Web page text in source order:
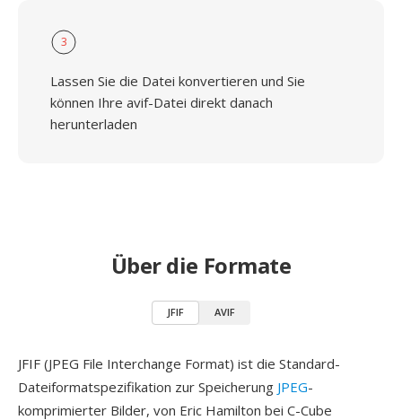
3
Lassen Sie die Datei konvertieren und Sie
können Ihre avif-Datei direkt danach
herunterladen
Über die Formate
JFIF AVIF
JFIF (JPEG File Interchange Format) ist die Standard-
Dateiformatspezifikation zur Speicherung JPEG-
komprimierter Bilder, von Eric Hamilton bei C-Cube